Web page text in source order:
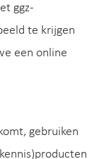
ggz-
te krijgen
een online
gebruiken